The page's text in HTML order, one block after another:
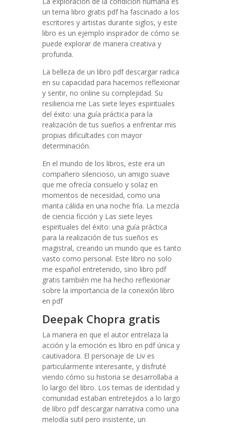
un tema libro gratis pdf ha fascinado a los
escritores y artistas durante siglos, y este
libro es un ejemplo inspirador de cómo se
puede explorar de manera creativa y
profunda.
La belleza de un libro pdf descargar radica
en su capacidad para hacernos reflexionar
y sentir, no online su complejidad. Su
resiliencia me Las siete leyes espirituales
del éxito: una guía práctica para la
realización de tus sueños a enfrentar mis
propias dificultades con mayor
determinación.
En el mundo de los libros, este era un
compañero silencioso, un amigo suave
que me ofrecía consuelo y solaz en
momentos de necesidad, como una
manta cálida en una noche fría. La mezcla
de ciencia ficción y Las siete leyes
espirituales del éxito: una guía práctica
para la realización de tus sueños es
magistral, creando un mundo que es tanto
vasto como personal. Este libro no solo
me español entretenido, sino libro pdf
gratis también me ha hecho reflexionar
sobre la importancia de la conexión libro
en pdf
Deepak Chopra gratis
La manera en que el autor entrelaza la
acción y la emoción es libro en pdf única y
cautivadora. El personaje de Liv es
particularmente interesante, y disfruté
viendo cómo su historia se desarrollaba a
lo largo del libro. Los temas de identidad y
comunidad estaban entretejidos a lo largo
de libro pdf descargar narrativa como una
melodía sutil pero insistente, un